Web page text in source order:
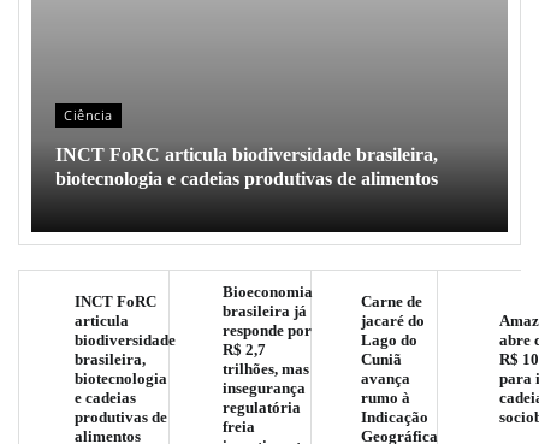
Ciência
INCT FoRC articula biodiversidade brasileira,
biotecnologia e cadeias produtivas de alimentos
INCT FoRC
articula
biodiversidade
brasileira,
biotecnologia
e cadeias
produtivas de
alimentos
Bioeconomia
brasileira já
responde por
R$ 2,7
trilhões, mas
insegurança
regulatória
freia
Carne de
jacaré do
Lago do
Cuniã
avança
rumo à
Indicação
Geográfica
abre
R$
para